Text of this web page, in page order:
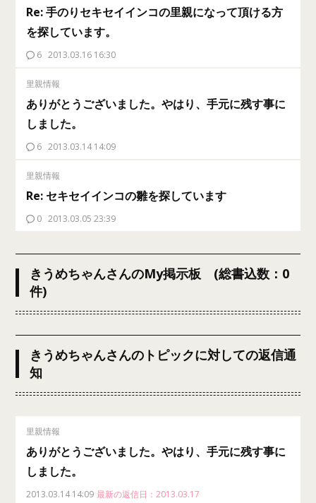
Re: 手のりセキセイインコの里親になって頂ける方
を探しています。
6 2013.03.16 16:30
里親情報
ありがとうございました。やはり、手元に残す事に
しました。
6 2013.03.14 14:09
里親情報
Re: セキセイインコの雛を探しています
0 2013.03.05 23:39
きうめちゃんさんのMy掲示板 (総書込数：0
件)
きうめちゃんさんのトピックに対しての返信通
知
里親情報
ありがとうございました。やはり、手元に残す事に
しました。
2013.03.14 14:09 最新の返信日：2013.03.17